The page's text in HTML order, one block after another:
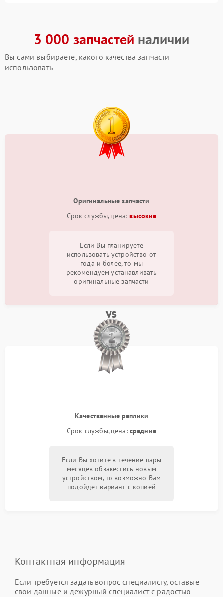
3 000 запчастей наличии
Вы сами выбираете, какого качества запчасти
использовать
Оригинальные запчасти
Срок службы, цена:высокие
Если Вы планируете
использовать устройство от
года и более, то мы
рекомендуем устанавливать
оригинальные запчасти
vs
Качественные реплики
Срок службы, цена: средние
Если Вы хотите в течение пары
месяцев обзавестись новым
устройством, то возможно Вам
подойдет вариант с копией
Контактная информация
Если требуется задать вопрос специалисту, оставьте
свои данные и дежурный специалист с радостью